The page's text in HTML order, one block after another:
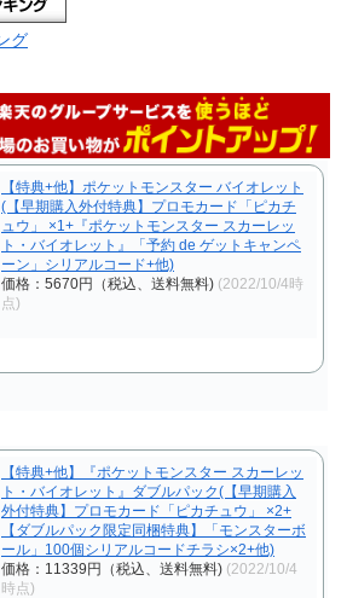
グ
【特典+他】ポケットモンスター バイオレット
(【早期購入外付特典】プロモカード「ピカチ
ュウ」 ×1+『ポケットモンスター スカーレッ
ト・バイオレット』「予約 de ゲットキャンペ
ーン」シリアルコード+他)
価格：5670円（税込、送料無料) (2022/10/4時
点)
【特典+他】『ポケットモンスター スカーレッ
ト・バイオレット』ダブルパック(【早期購入
外付特典】プロモカード「ピカチュウ」 ×2+
【ダブルパック限定同梱特典】「モンスターボ
ール」100個シリアルコードチラシ×2+他)
価格：11339円（税込、送料無料) (2022/10/4
時点)